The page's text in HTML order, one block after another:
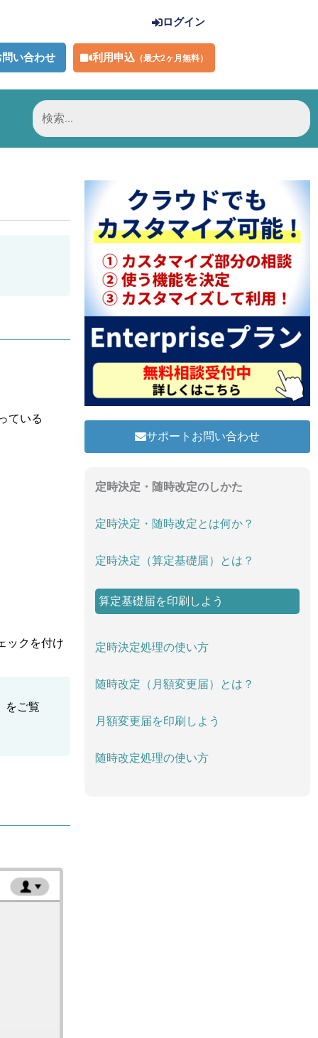
ログイン
問い合わせ 利用申込（最大2ヶ月無料）
検
索
対
ている
ックを付け
をご覧
サポートお問い合わせ
定時決定・随時改定のしかた
定時決定・随時改定とは何か？
定時決定（算定基礎届）とは？
算定基礎届を印刷しよう
定時決定処理の使い方
随時改定（月額変更届）とは？
月額変更届を印刷しよう
随時改定処理の使い方